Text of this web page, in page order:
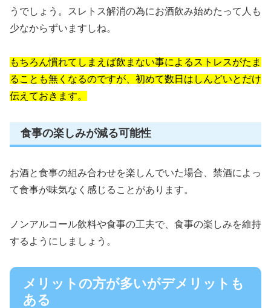
うでしょう。スレトス解消の為にお酒飲み始めたって人も
少なからずいますしね。
もちろん慣れてしまえば飲まない事によるストレスがたま
ることも無くなるのですが、初めて数日はしんどいとだけ
伝えておきます。
食事の楽しみが減る可能性
お酒と食事の組み合わせを楽しんでいた場合、禁酒によっ
て食事が味気なく感じることがあります。
ノンアルコール飲料や食事の工夫で、食事の楽しみを維持
するようにしましょう。
メリットの方が多いがデメリットも
ある